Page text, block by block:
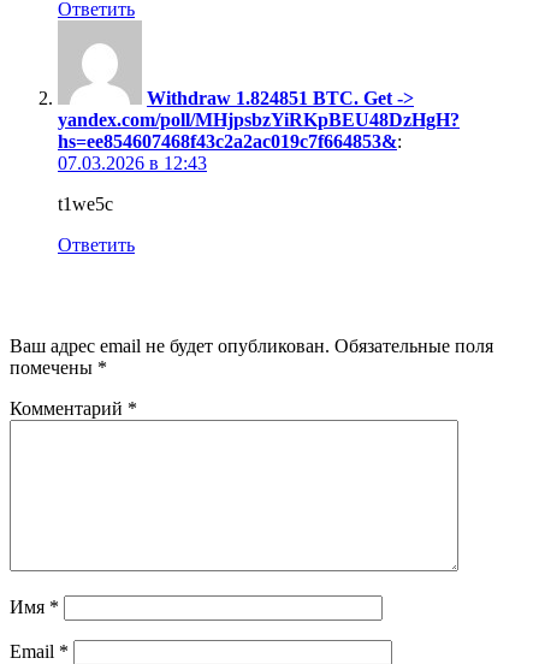
Ответить
Withdraw 1.824851 BTC. Get ->
yandex.com/poll/MHjpsbzYiRKpBEU48DzHgH?
hs=ee854607468f43c2a2ac019c7f664853&:
07.03.2026 в 12:43
t1we5c
Ответить
Ваш адрес email не будет опубликован. Обязательные поля
помечены *
Комментарий *
Имя *
Email *